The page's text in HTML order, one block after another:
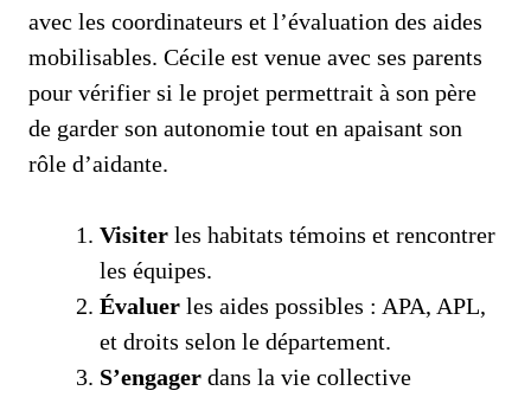
avec les coordinateurs et l’évaluation des aides
mobilisables. Cécile est venue avec ses parents
pour vérifier si le projet permettrait à son père
de garder son autonomie tout en apaisant son
rôle d’aidante.
Visiter les habitats témoins et rencontrer
les équipes.
Évaluer les aides possibles : APA, APL,
et droits selon le département.
S’engager dans la vie collective